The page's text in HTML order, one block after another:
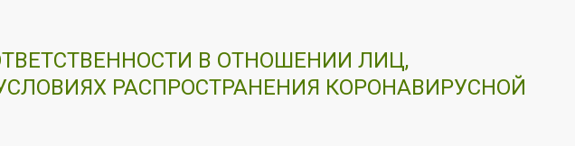
В ОТНОШЕНИИ ЛИЦ,
РАСПРОСТРАНЕНИЯ КОРОНАВИРУСНОЙ